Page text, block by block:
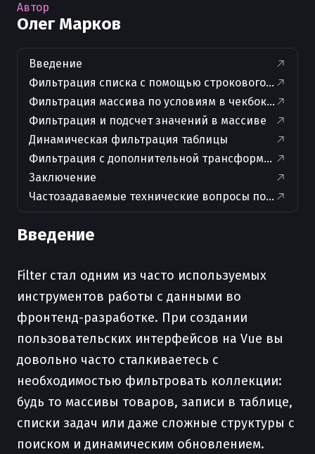
Автор
Олег Марков
Введение
Фильтрация списка с помощью строкового поиска
Фильтрация массива по условиям в чекбоксах
Фильтрация и подсчет значений в массиве
Динамическая фильтрация таблицы
Фильтрация с дополнительной трансформацией
Заключение
Частозадаваемые технические вопросы по теме
Введение
Filter стал одним из часто используемых
инструментов работы с данными во
фронтенд-разработке. При создании
пользовательских интерфейсов на Vue вы
довольно часто сталкиваетесь с
необходимостью фильтровать коллекции:
будь то массивы товаров, записи в таблице,
списки задач или даже сложные структуры с
поиском и динамическим обновлением.